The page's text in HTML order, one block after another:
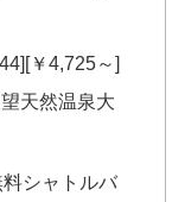
￥4,725～]
天然温泉大
シャトルバ